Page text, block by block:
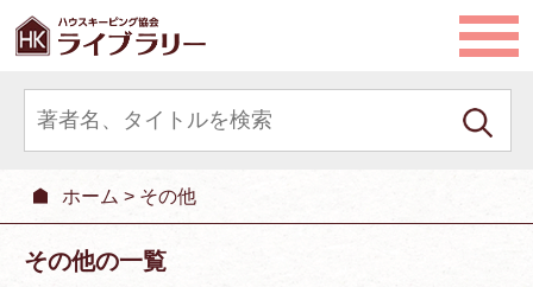
ホーム > その他
その他の一覧